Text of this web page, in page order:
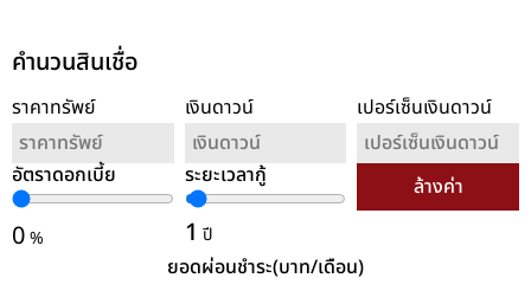
คำนวนสินเชื่อ
ราคาทรัพย์ เงินดาวน์ เปอร์เซ็นเงินดาวน์
อัตราดอกเบี้ย
0%
ระยะเวลากู้
1 ปี
ล้างค่า
ยอดผ่อนชำระ(บาท/เดือน)